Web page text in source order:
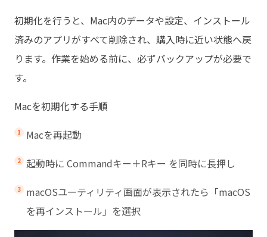
初期化を行うと、Mac内のデータや設定、インストール
済みのアプリがすべて削除され、購入時に近い状態へ戻
ります。作業を始める前に、必ずバックアップが必要で
す。
Macを初期化する手順
Macを再起動
起動時に Commandキー＋Rキー を同時に長押し
macOSユーティリティ画面が表示されたら「macOS
を再インストール」を選択